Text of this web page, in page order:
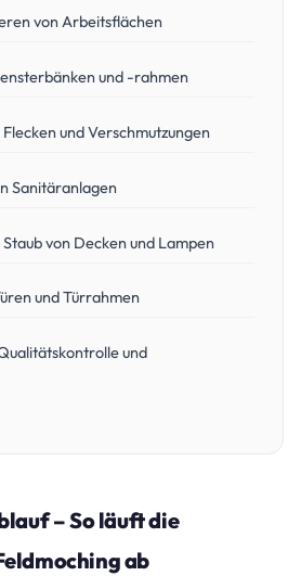
von Arbeitsflächen
und -rahmen
und Verschmutzungen
Sanitäranlagen
von Decken und Lampen
und Türrahmen
und
– So läuft die
ab